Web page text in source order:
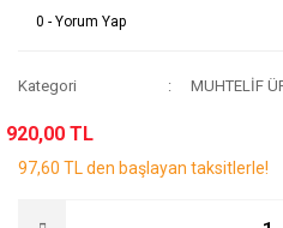
0 - Yorum Yap
Kategori MUHTELİF
920,00 TL
97,60 TL den başlayan taksitlerle!